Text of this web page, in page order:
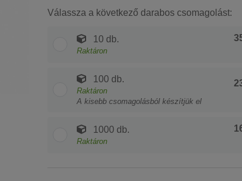
Válassza a következő darabos csomagolást:
10 db.
Raktáron
100 db.
Raktáron
A kisebb csomagolásból készítjük el
1000 db.
Raktáron